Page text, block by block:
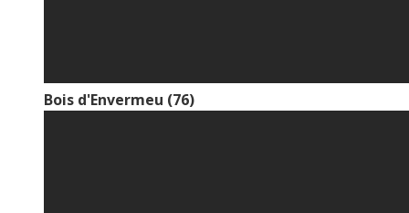
Bois d'Envermeu (76)